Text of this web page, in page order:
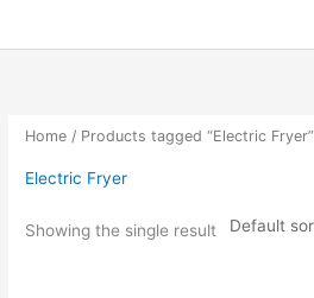
Home / Products tagged “Electric Fryer”
Electric Fryer
Showing the single result